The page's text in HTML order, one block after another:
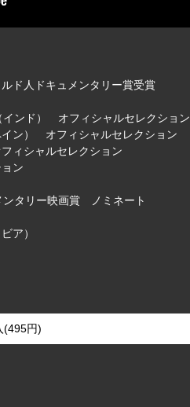
ド人ドキュメンタリー賞受賞
ンド） オフィシャルセレクション
ン） オフィシャルセレクション
ィシャルセレクション
ン
タリー映画賞 ノミネート
ア）
(495円)